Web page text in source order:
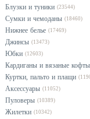
Emporio Armani
Erlich Textil
ESOTIQ
ETAM
even&odd
Falke
Fantasie
синий
фиолетовый
хаки
черный
Блузки и туники (23544)
Сумки и чемоданы (18460)
Нижнее белье (17469)
Джинсы (13473)
Юбки (12603)
Кардиганы и вязаные кофты
Куртки, пальто и плащи
Аксессуары (11052)
Пуловеры (10389)
Жилетки (10342)